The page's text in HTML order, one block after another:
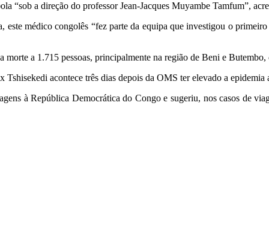
“sob a direção do professor Jean-Jacques Muyambe Tamfum”,
médico congolês “fez parte da equipa que investigou o
a 1.715 pessoas, principalmente na região de Beni e
acontece três dias depois da OMS ter elevado a
à República Democrática do Congo e sugeriu, nos casos de